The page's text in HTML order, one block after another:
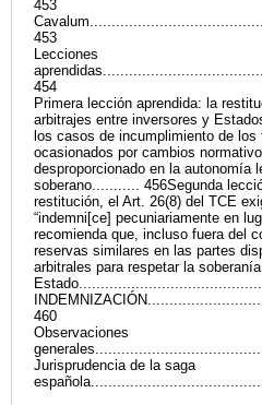
453
453
Lecciones
454
Primera lección aprendida: la
arbitrajes entre inversores y
los casos de incumplimiento de
ocasionados por cambios
desproporcionado en la autonomía
soberano........... 456Segunda
restitución, el Art. 26(8) del TCE
“indemni[ce] pecuniariamente en
recomienda que, incluso fuera del
reservas similares en las partes
arbitrales para respetar la soberanía
460
Observaciones
Jurisprudencia de la saga